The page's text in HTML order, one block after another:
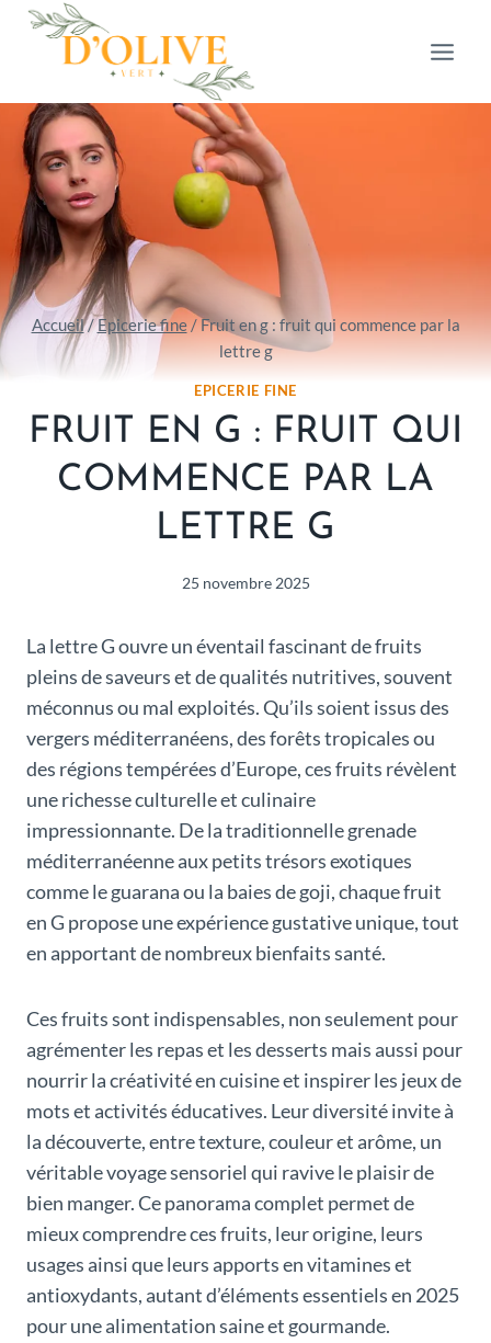
Aller
Accueil/Epicerie fine /Fruit en g : fruit qui commence par la
lettre g
EPICERIE FINE
FRUIT EN G : FRUIT QUI
COMMENCE PAR LA
LETTRE G
25 novembre 2025
La lettre G ouvre un éventail fascinant de fruits
pleins de saveurs et de qualités nutritives, souvent
méconnus ou mal exploités. Qu’ils soient issus des
vergers méditerranéens, des forêts tropicales ou
des régions tempérées d’Europe, ces fruits révèlent
une richesse culturelle et culinaire
impressionnante. De la traditionnelle grenade
méditerranéenne aux petits trésors exotiques
comme le guarana ou la baies de goji, chaque fruit
en G propose une expérience gustative unique, tout
en apportant de nombreux bienfaits santé.
Ces fruits sont indispensables, non seulement pour
agrémenter les repas et les desserts mais aussi pour
nourrir la créativité en cuisine et inspirer les jeux de
mots et activités éducatives. Leur diversité invite à
la découverte, entre texture, couleur et arôme, un
véritable voyage sensoriel qui ravive le plaisir de
bien manger. Ce panorama complet permet de
mieux comprendre ces fruits, leur origine, leurs
usages ainsi que leurs apports en vitamines et
antioxydants, autant d’éléments essentiels en 2025
pour une alimentation saine et gourmande.